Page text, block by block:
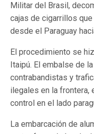
Militar del Brasil,
cajas de cigarrillos
desde el Paraguay
El procedimiento se
Itaipú. El embalse de
contrabandistas y
ilegales en la frontera,
control en el lado
La embarcación de